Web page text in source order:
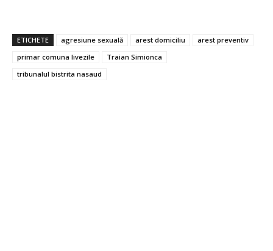
ETICHETE agresiune sexuală arest domiciliu
arest preventiv
primar comuna livezile
Traian Simionca
tribunalul bistrita nasaud